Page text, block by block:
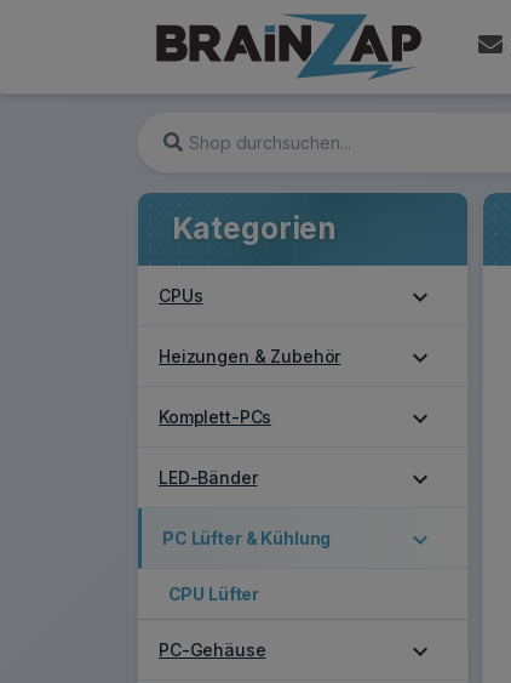
Kategorien
CPUs expand_more
Heizungen & Zubehör expand_more
Komplett-PCs expand_more
LED-Bänder expand_more
PC Lüfter & Kühlung expand_more
CPU Lüfter
PC-Gehäuse expand_more